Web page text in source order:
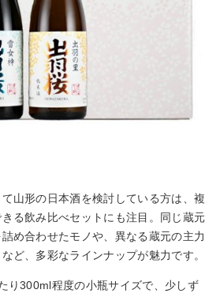
山形の日本酒を検討している方は、複
る飲み比べセットにも注目。同じ蔵元
め合わせたモノや、異なる蔵元の主力
ど、多彩なラインナップが魅力です。
り300ml程度の小瓶サイズで、少しず